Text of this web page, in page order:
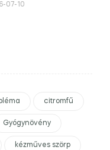
07-10
citromfű
Gyógynövény
kézműves szörp